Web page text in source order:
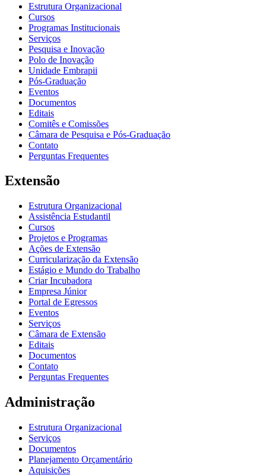
Estrutura Organizacional
Cursos
Programas Institucionais
Serviços
Pesquisa e Inovação
Polo de Inovação
Unidade Embrapii
Pós-Graduação
Eventos
Documentos
Editais
Comitês e Comissões
Câmara de Pesquisa e Pós-Graduação
Contato
Perguntas Frequentes
Extensão
Estrutura Organizacional
Assistência Estudantil
Cursos
Projetos e Programas
Ações de Extensão
Curricularização da Extensão
Estágio e Mundo do Trabalho
Criar Incubadora
Empresa Júnior
Portal de Egressos
Eventos
Serviços
Câmara de Extensão
Editais
Documentos
Contato
Perguntas Frequentes
Administração
Estrutura Organizacional
Serviços
Documentos
Planejamento Orçamentário
Aquisições